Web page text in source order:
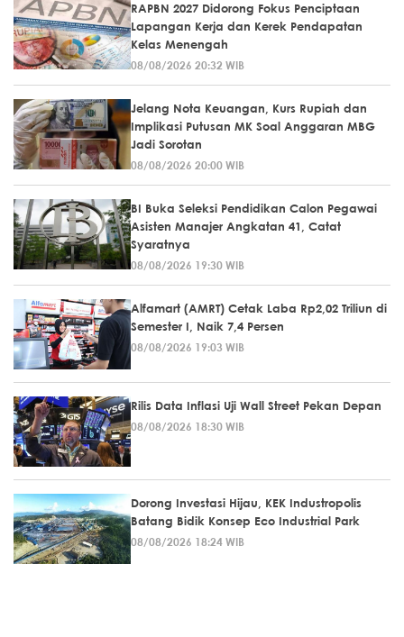
RAPBN 2027 Didorong Fokus Penciptaan
Lapangan Kerja dan Kerek Pendapatan
Kelas Menengah
08/08/2026 20:32 WIB
Jelang Nota Keuangan, Kurs Rupiah dan
Implikasi Putusan MK Soal Anggaran MBG
Jadi Sorotan
08/08/2026 20:00 WIB
BI Buka Seleksi Pendidikan Calon Pegawai
Asisten Manajer Angkatan 41, Catat
Syaratnya
08/08/2026 19:30 WIB
Alfamart (AMRT) Cetak Laba Rp2,02 Triliun di
Semester I, Naik 7,4 Persen
08/08/2026 19:03 WIB
Rilis Data Inflasi Uji Wall Street Pekan Depan
08/08/2026 18:30 WIB
Dorong Investasi Hijau, KEK Industropolis
Batang Bidik Konsep Eco Industrial Park
08/08/2026 18:24 WIB